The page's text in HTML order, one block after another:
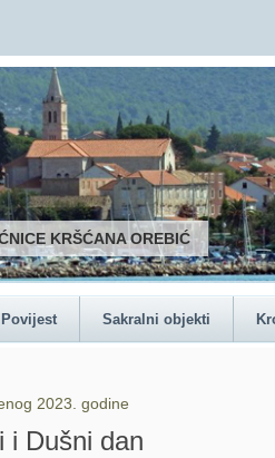
KRŠĆANA OREBIĆ
Povijest Sakralni objekti
2023. godine
i Dušni dan